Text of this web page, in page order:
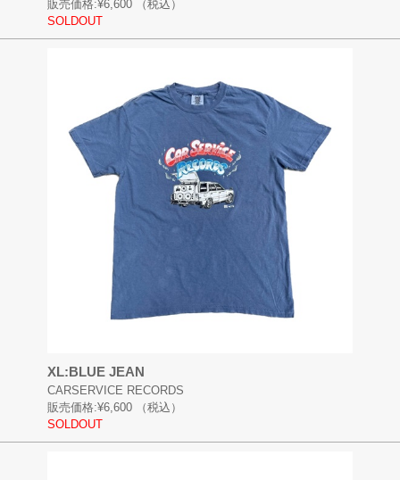
販売価格:¥6,600
（税込）
SOLDOUT
XL:BLUE JEAN
CARSERVICE RECORDS
販売価格:¥6,600
（税込）
SOLDOUT